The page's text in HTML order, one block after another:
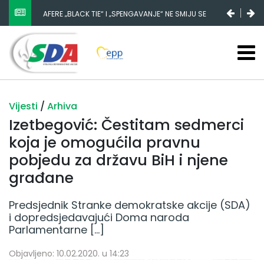
AFERE „BLACK TIE“ I „SPENGAVANJE“ NE SMIJU SE
ZATAŠKATI
Vijesti / Arhiva
Izetbegović: Čestitam sedmerci
koja je omogućila pravnu
pobjedu za državu BiH i njene
građane
Predsjednik Stranke demokratske akcije (SDA)
i dopredsjedavajući Doma naroda
Parlamentarne […]
Objavljeno: 10.02.2020. u 14:23